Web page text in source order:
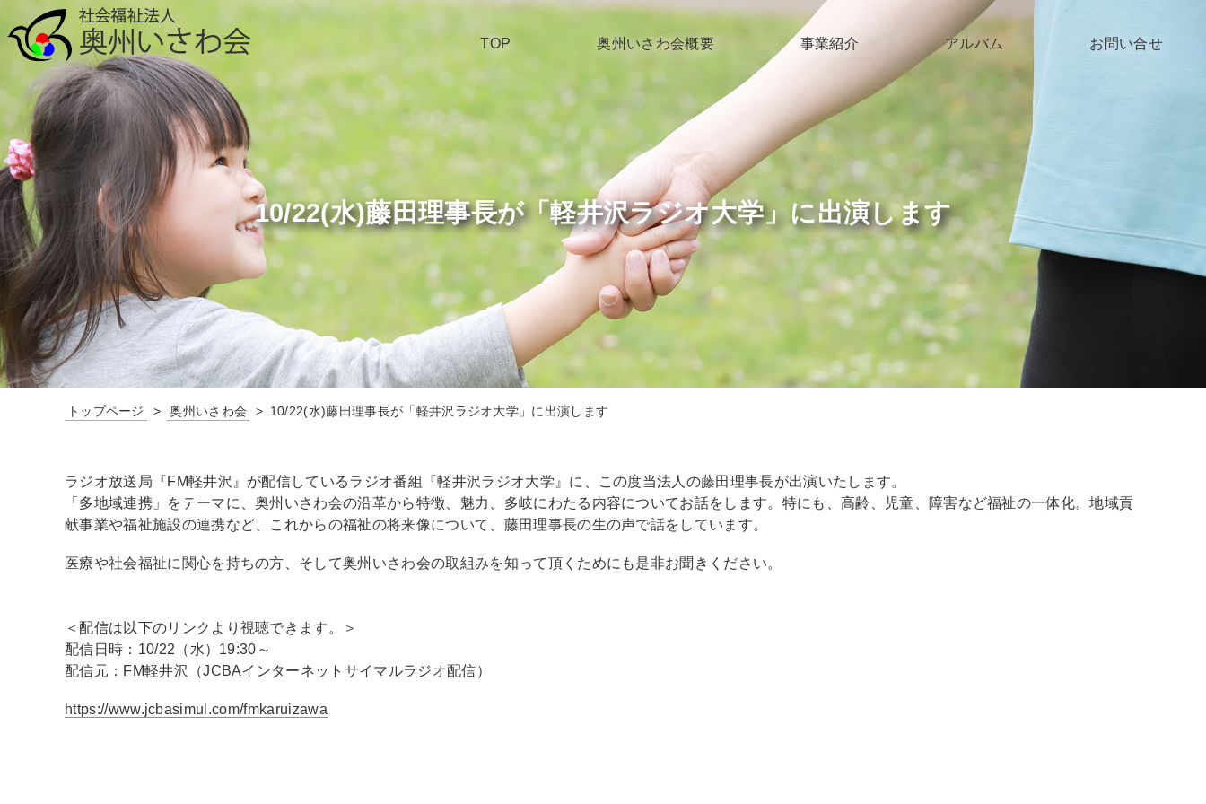
TOP 奥州いさわ会概要 事業紹介
子育て支援
高齢者支援
障がい支援
アルバム お問い合せ
10/22(水)藤田理事長が「軽井沢ラジオ大学」に出演します
トップページ 奥州いさわ会 10/22(水)藤田理事長が「軽井沢ラジオ大学」に出演します
ラジオ放送局『FM軽井沢』が配信しているラジオ番組『軽井沢ラジオ大学』に、この度当法人の藤田理事長が出演いたします。
「多地域連携」をテーマに、奥州いさわ会の沿革から特徴、魅力、多岐にわたる内容についてお話をします。特にも、高齢、児童、障害など福祉の一体化。地域貢
献事業や福祉施設の連携など、これからの福祉の将来像について、藤田理事長の生の声で話をしています。
医療や社会福祉に関心を持ちの方、そして奥州いさわ会の取組みを知って頂くためにも是非お聞きください。
＜配信は以下のリンクより視聴できます。＞
配信日時：10/22（水）19:30～
配信元：FM軽井沢（JCBAインターネットサイマルラジオ配信）
https://www.jcbasimul.com/fmkaruizawa